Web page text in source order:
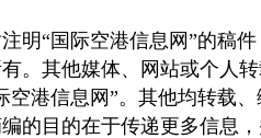
“国际空港信息网”的稿件
。其他媒体、网站或个人
空港信息网”。其他均转载
的目的在于传递更多信息